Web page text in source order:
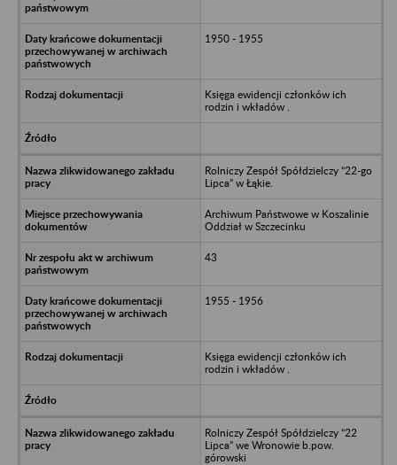
1950 - 1955
Księga ewidencji członków ich
rodzin i wkładów .
Rolniczy Zespół Spółdzielczy “22-go
Lipca” w Łąkie.
Archiwum Państwowe w Koszalinie
Oddział w Szczecinku
43
1955 - 1956
Księga ewidencji członków ich
rodzin i wkładów .
Rolniczy Zespół Spółdzielczy “22
Lipca” we Wronowie b.pow.
górowski